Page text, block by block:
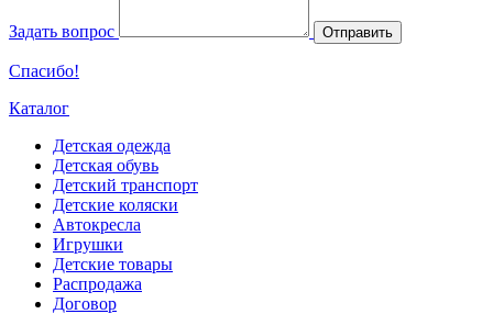
Задать вопрос Отправить
Спасибо!
Каталог
Детская одежда
Детская обувь
Детский транспорт
Детские коляски
Автокресла
Игрушки
Детские товары
Распродажа
Договор